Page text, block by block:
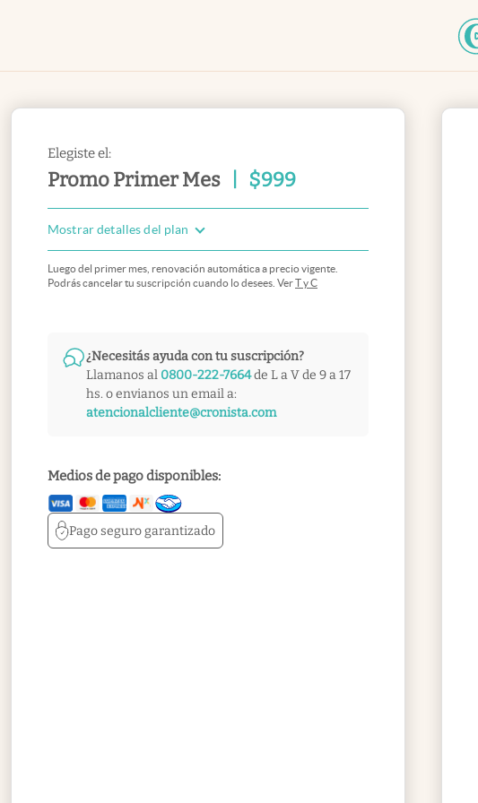
Elegiste el:
Promo Primer Mes $999
Mostrar detalles del plan
Luego del primer mes, renovación automática a precio vigente.
Podrás cancelar tu suscripción cuando lo desees. VerT y C
¿Necesitás ayuda con tu suscripción?
Llamanos al 0800-222-7664de L a V de 9 a 17
hs. o envianos un email a:
atencionalcliente@cronista.com
Medios de pago disponibles:
Pago segurogarantizado